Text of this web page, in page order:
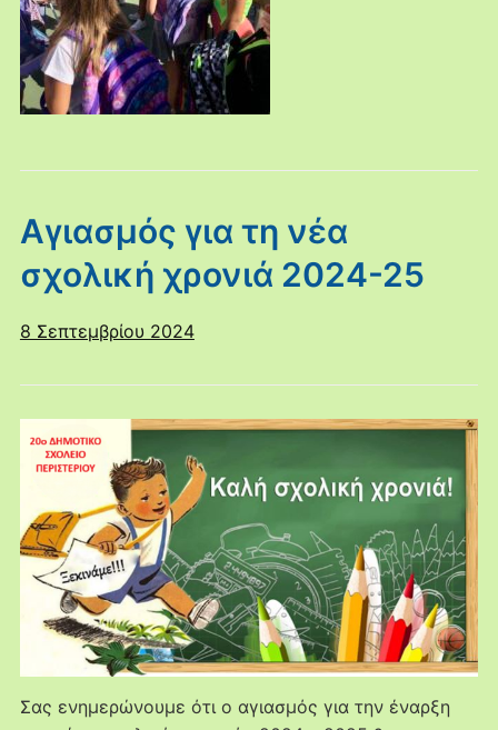
Αγιασμός για τη νέα
σχολική χρονιά 2024-25
8 Σεπτεμβρίου 2024
Σας ενημερώνουμε ότι ο αγιασμός για την έναρξη